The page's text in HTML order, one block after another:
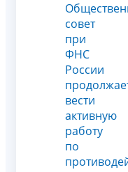
совет
при
ФНС
России
вести
активную
работу
по